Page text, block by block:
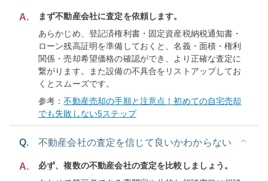
A.
まず不動産会社に査定を依頼します。
あらかじめ、登記済権利書・固定資産税納税通知書・
ローン残高証明を準備しておくと、名義・面積・権利
関係・売却希望価格の確認ができ、より正確な査定に
繋がります。また設備の不具合をリストアップしてお
くとスムーズです。
参考：不動産売却の手順と注意点！初めての自宅売却
でも失敗しない5ステップ
Q. 不動産会社の査定を信じて良いかわからない
A.
必ず、複数の不動産会社の査定を比較しましょう。